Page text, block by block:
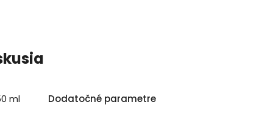
ml Dodatočné parametre